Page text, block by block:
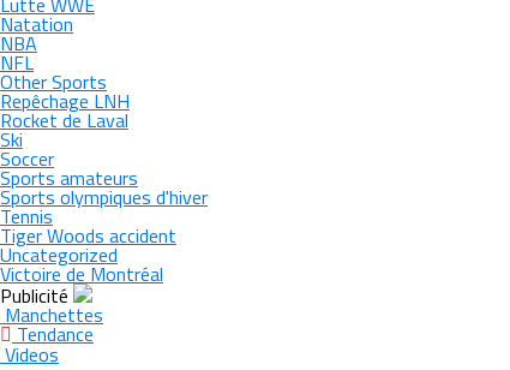
Natation
NBA
NFL
Other Sports
Repêchage LNH
Rocket de Laval
Ski
Soccer
Sports amateurs
Sports olympiques d'hiver
Tennis
Tiger Woods accident
Uncategorized
Victoire de Montréal
Publicité
Manchettes
Tendance
Videos